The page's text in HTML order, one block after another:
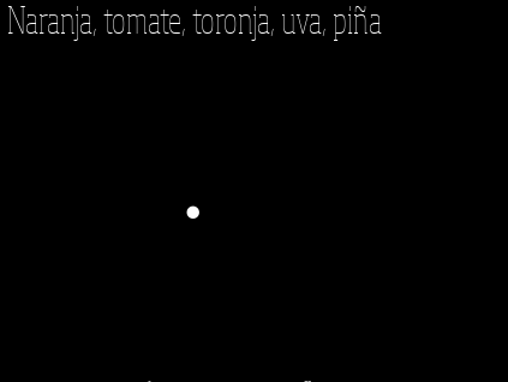
Naranja, tomate, toronja, uva, piña
·